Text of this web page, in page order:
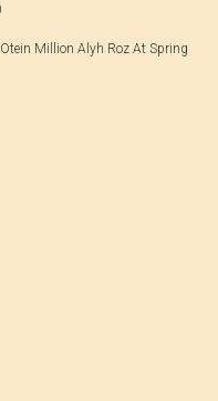
Otein Million Alyh Roz At Spring